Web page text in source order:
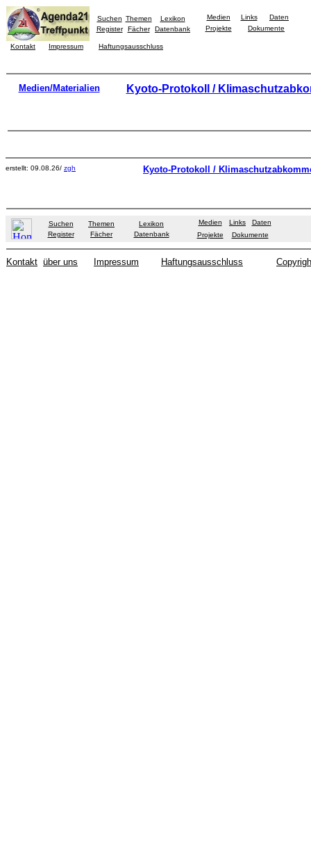
Suchen Themen
Lexikon
Register
Fächer Datenbank
Medien Links
Daten
Projekte
Dokumente
Kontakt Impressum Haftungsausschluss
Medien/Materialien Kyoto-Protokoll /
erstellt: 09.08.26/ zgh Kyoto-Protokoll /
Suchen Themen
Lexikon
Register
Fächer Datenbank
Medien Links
Daten
Projekte
Dokumente
Kontakt über uns Impressum Haftungsausschluss